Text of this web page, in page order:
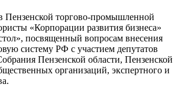
Пензенской торгово-промышленной
«Корпорации развития бизнеса»
посвященный вопросам внесения
систему РФ с участием депутатов
Пензенской области, Пензенской
организаций, экспертного и